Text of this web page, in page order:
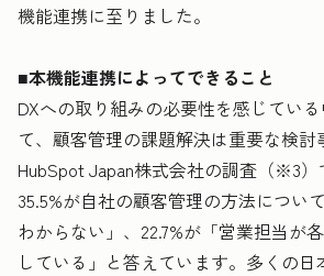
機能連携に至りました。
■本機能連携によってできること
DXへの取り組みの必要性を感じてい
て、顧客管理の課題解決は重要な検討
HubSpot Japan株式会社の調査（※3
35.5%が自社の顧客管理の方法につい
わからない」、22.7%が「営業担当が
している」と答えています。多くの